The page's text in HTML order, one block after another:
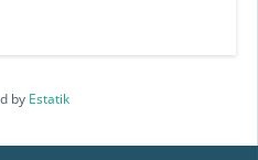
by Estatik